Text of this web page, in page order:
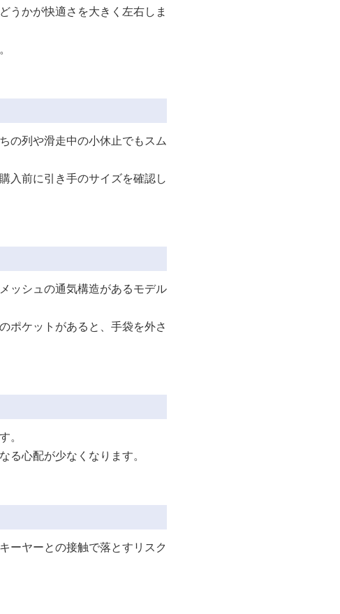
うかが快適さを大きく左右しま
の列や滑走中の小休止でもスム
入前に引き手のサイズを確認し
ッシュの通気構造があるモデル
ポケットがあると、手袋を外さ
。
心配が少なくなります。
ーヤーとの接触で落とすリスク